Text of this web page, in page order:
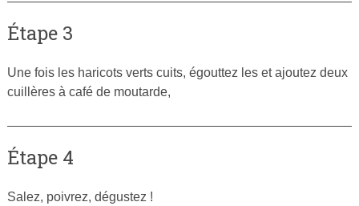
Étape 3
Une fois les haricots verts cuits, égouttez les et ajoutez deux
cuillères à café de moutarde,
Étape 4
Salez, poivrez, dégustez !